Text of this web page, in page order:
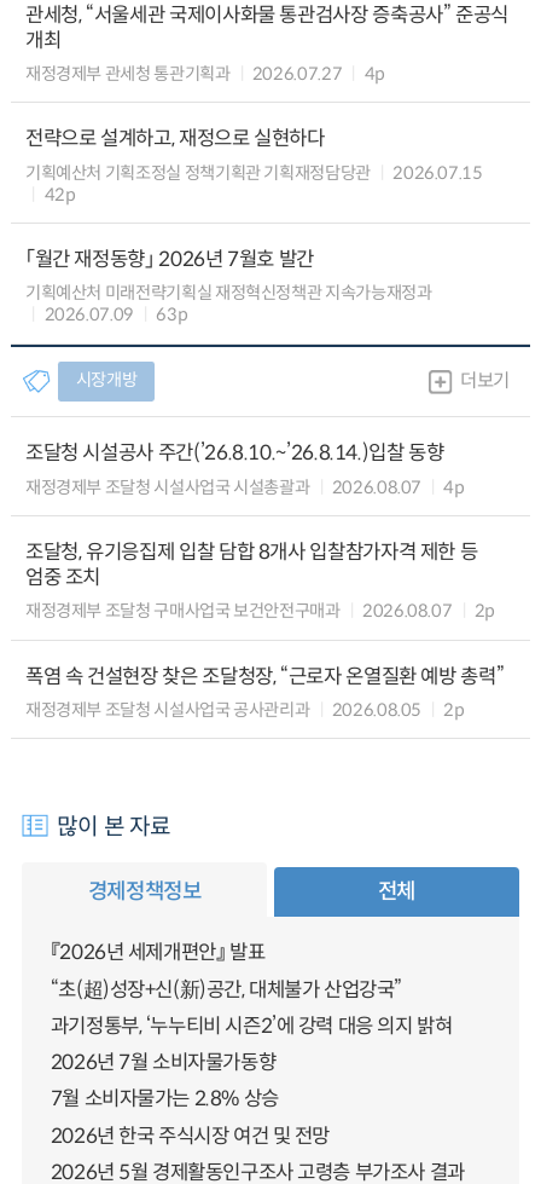
관세청, “서울세관 국제이사화물 통관검사장 증축공사” 준공식
개최
재정경제부 관세청 통관기획과 2026.07.27 4p
전략으로 설계하고, 재정으로 실현하다
기획예산처 기획조정실 정책기획관 기획재정담당관
2026.07.15
42p
「월간 재정동향」 2026년 7월호 발간
기획예산처 미래전략기획실 재정혁신정책관 지속가능재정과
2026.07.09
63p
시장개방 더보기
조달청 시설공사 주간(’26.8.10.~’26.8.14.)입찰 동향
재정경제부 조달청 시설사업국 시설총괄과 2026.08.07 4p
조달청, 유기응집제 입찰 담합 8개사 입찰참가자격 제한 등
엄중 조치
재정경제부 조달청 구매사업국 보건안전구매과 2026.08.07 2p
폭염 속 건설현장 찾은 조달청장, “근로자 온열질환 예방 총력”
재정경제부 조달청 시설사업국 공사관리과 2026.08.05 2p
많이 본 자료
경제정책정보 전체
『2026년 세제개편안』 발표
“초(超)성장+신(新)공간, 대체불가 산업강국”
과기정통부, ‘누누티비 시즌2’에 강력 대응 의지 밝혀
2026년 7월 소비자물가동향
7월 소비자물가는 2.8% 상승
2026년 한국 주식시장 여건 및 전망
2026년 5월 경제활동인구조사 고령층 부가조사 결과